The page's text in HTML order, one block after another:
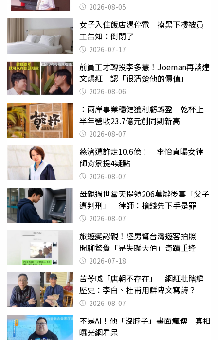
2026-08-05
女子入住飯店遇停電 摸黑下樓被員
工告知：倒閉了
2026-07-17
前員工才轉投李多慧！Joeman再談建
文爆紅 認「很清楚他的價值」
2026-08-06
：兩岸事業穩健獲利虧轉盈 乾杯上
半年營收23.7億元創同期新高
2026-08-07
慈濟遭詐走10.6億！ 李怡貞曝女律
師背景提4疑點
2026-08-07
母親過世當天提領206萬辦後事「父子
遭判刑」 律師：搶錢先下手是罪
2026-08-07
旅遊變認親！陸男幫台灣遊客拍照
閒聊驚覺「是失聯大伯」奇蹟重逢
2026-07-18
苦苓喊「唐朝不存在」 網紅批瞎編
歷史：李白、杜甫用鮮卑文寫詩？
2026-08-07
不是AI！他「沒脖子」畫面瘋傳 真相
曝光網看呆